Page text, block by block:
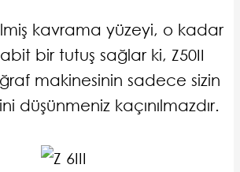
kavrama yüzeyi, o kadar
bir tutuş sağlar ki, Z50II
makinesinin sadece sizin
düşünmeniz kaçınılmazdır.